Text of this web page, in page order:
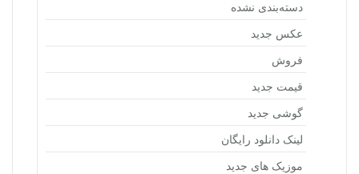
دسته‌بندی نشده
عکس جدید
فروش
قیمت جدید
گوشی جدید
لینک دانلود رایگان
موزیک های جدید